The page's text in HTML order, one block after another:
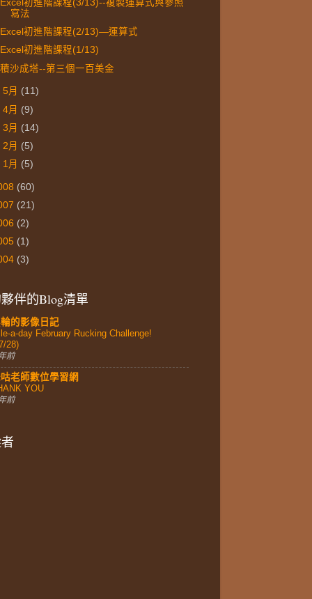
Excel初進階課程(3/13)--複製運算式與參照
寫法
Excel初進階課程(2/13)—運算式
Excel初進階課程(1/13)
積沙成塔--第三個一百美金
5月 (11)
4月 (9)
3月 (14)
2月 (5)
1月 (5)
(60)
(21)
(2)
(1)
(3)
伴的Blog清單
的影像日記
a-day February Rucking Challenge!
28)
前
老師數位學習網
YOU
前